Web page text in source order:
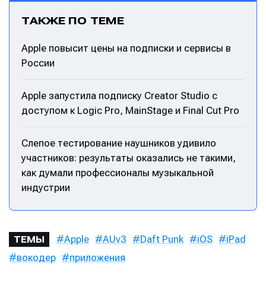
ТАКЖЕ ПО ТЕМЕ
Apple повысит цены на подписки и сервисы в
России
Apple запустила подписку Creator Studio с
доступом к Logic Pro, MainStage и Final Cut Pro
Слепое тестирование наушников удивило
участников: результаты оказались не такими,
как думали профессионалы музыкальной
индустрии
ТЕМЫ Apple AUv3 Daft Punk iOS
iPad
вокодер
приложения